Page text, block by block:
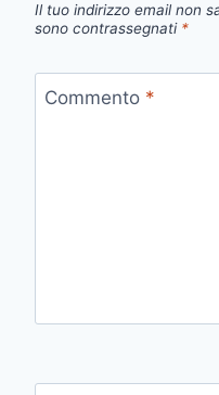
Il tuo indirizzo email non
sono contrassegnati *
Commento *